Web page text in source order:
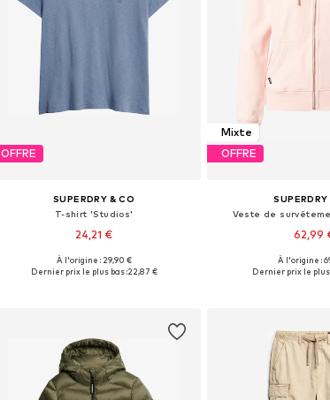
OFFRE
SUPERDRY & CO
T-shirt 'Studios'
24,21 €
+12
Tailles disponibles: S, M, L, XL, XXL
À l'origine : 29,90 €
Dernier prix le plus bas :22,87 €
Mixte
OFFRE
SUPERDRY
Veste de
62,99
Tailles disponibles:
À l'origine :
Dernier prix le plus